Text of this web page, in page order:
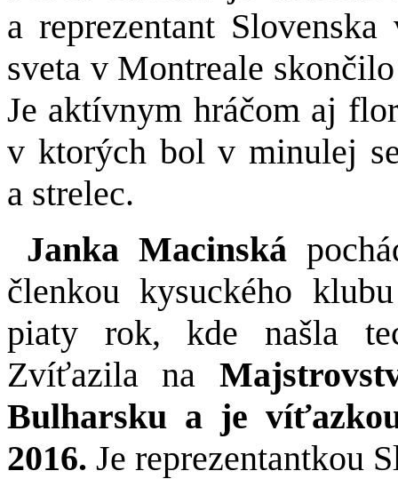
a reprezentant
sveta v Montreale
Je aktívnym hráčom aj
v ktorých bol v minulej
a strelec.
Janka Macinská
členkou kysuckého
piaty rok, kde našla
Zvíťazila na
Bulharsku a je
2016. Je reprezentantkou